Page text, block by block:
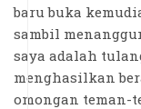
baru buka
sambil
saya adalah
menghasilkan
omongan teman-